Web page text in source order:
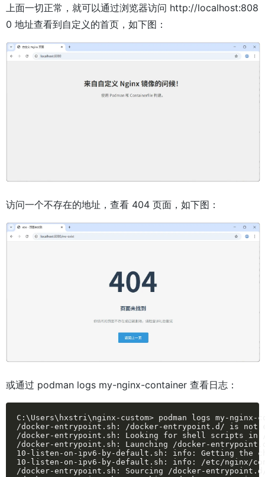
上面一切正常，就可以通过浏览器访问 http://localhost:808
0 地址查看到自定义的首页，如下图：
访问一个不存在的地址，查看 404 页面，如下图：
或通过 podman logs my-nginx-container 查看日志：
C:\Users\hxstri\nginx-custom> podman logs my-nginx-
/docker-entrypoint.sh: /docker-entrypoint.d/ is not
/docker-entrypoint.sh: Looking for shell scripts in
/docker-entrypoint.sh: Launching /docker-
10-listen-on-ipv6-by-default.sh: info: Getting the
10-listen-on-ipv6-by-default.sh: info: /etc/nginx/
/docker-entrypoint.sh: Sourcing /docker-